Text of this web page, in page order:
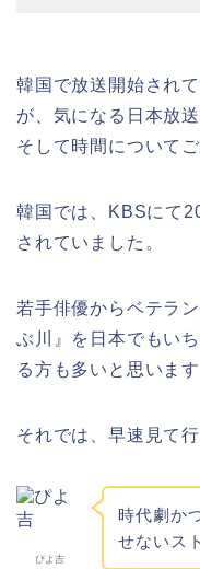
韓国で放送開始され
が、気になる日本放
そして時間について
韓国では、KBSにて
されていました。
若手俳優からベテラ
ぶ川』を日本でもい
る方も多いと思います
それでは、早速見て
ぴよ吉
時代劇か
せないス